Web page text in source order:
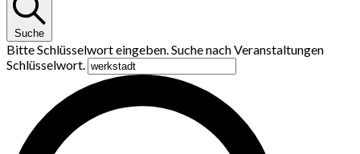
Suche
Bitte Schlüsselwort eingeben. Suche nach Veranstaltungen
Schlüsselwort.